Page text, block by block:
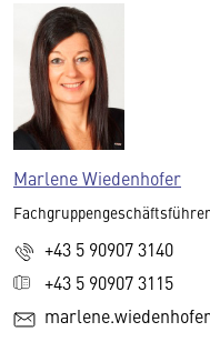
Marlene Wiedenhofer
+43 5 90907 3140
+43 5 90907 3115